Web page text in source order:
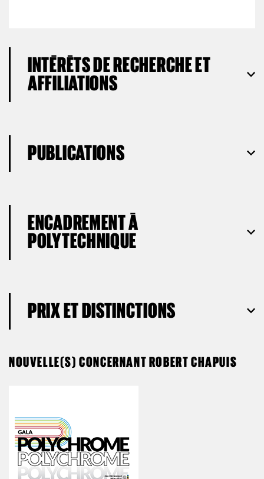
INTÉRÊTS DE RECHERCHE ET
AFFILIATIONS
PUBLICATIONS
ENCADREMENT À
POLYTECHNIQUE
PRIX ET DISTINCTIONS
NOUVELLE(S) CONCERNANT ROBERT CHAPUIS